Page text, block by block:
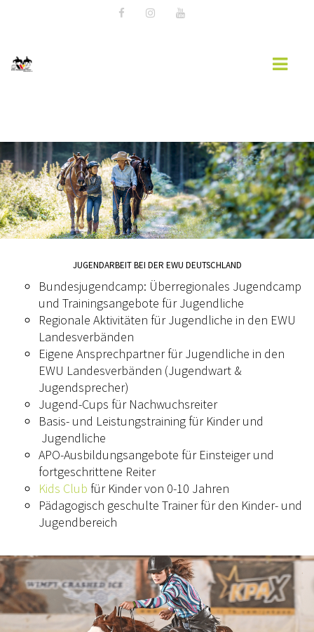
VERANSTALTUNGEN
VERANSTALTUNG HINZUFÜGEN
EWU BLOG
DOWNLOAD
WESTERNREITER ONLINE
EWU NDS
UNSER VORSTAND
UNSERE SPONSOREN
SPONSOREN 2024
SPONSOREN 2023
SPONSOREN 2022
SPONSOREN 2021
SPONSOREN 2019
MITGLIED WERDEN
SATZUNG/RECHTSORDNUNG
TURNIERSPORT
CUP & TROPHY
JUGENDARBEIT BEI DER EWU DEUTSCHLAND
Bundesjugendcamp: Überregionales Jugendcamp
und Trainingsangebote für Jugendliche
Regionale Aktivitäten für Jugendliche in den EWU
Landesverbänden
Eigene Ansprechpartner für Jugendliche in den
EWU Landesverbänden (Jugendwart &
Jugendsprecher)
Jugend-Cups für Nachwuchsreiter
Basis- und Leistungstraining für Kinder und
Jugendliche
APO-Ausbildungsangebote für Einsteiger und
fortgeschrittene Reiter
Kids Club für Kinder von 0-10 Jahren
Pädagogisch geschulte Trainer für den Kinder- und
Jugendbereich